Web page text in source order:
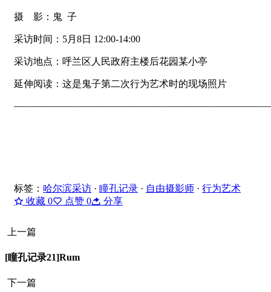
摄 影：鬼 子
采访时间：5月8日 12:00-14:00
采访地点：呼兰区人民政府主楼后花园某小亭
延伸阅读：这是鬼子第二次行为艺术时的现场照片
标签： 哈尔滨采访 · 瞳孔记录 · 自由摄影师 · 行为艺术
收藏 0 点赞 0 分享
上一篇
[瞳孔记录21]Rum
下一篇